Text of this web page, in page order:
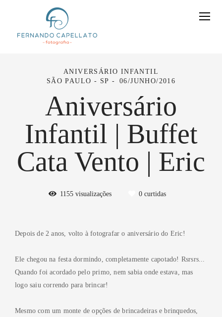
ANIVERSÁRIO INFANTIL
SÃO PAULO - SP
06/JUNHO/2016
Aniversário
Infantil | Buffet
Cata Vento | Eric
1155 visualizações 0 curtidas
Depois de 2 anos, volto à fotografar o aniversário do Eric!
Ele chegou na festa dormindo, completamente capotado! Rsrsrs...
Quando foi acordado pelo primo, nem sabia onde estava, mas
logo saiu correndo para brincar!
Mesmo com um monte de opções de brincadeiras e brinquedos,